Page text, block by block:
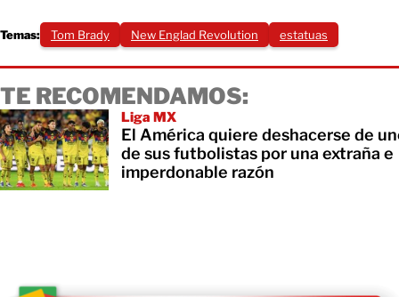
Temas: Tom Brady New Englad Revolution estatuas
TE RECOMENDAMOS:
Liga MX
El América quiere deshacerse de
de sus futbolistas por una extraña e
imperdonable razón